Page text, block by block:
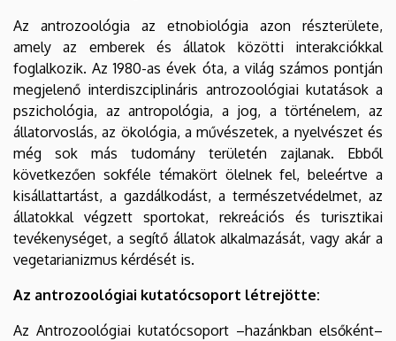
Az antrozoológia az etnobiológia azon részterülete,
amely az emberek és állatok közötti interakciókkal
foglalkozik. Az 1980-as évek óta, a világ számos pontján
megjelenő interdiszciplináris antrozoológiai kutatások a
pszichológia, az antropológia, a jog, a történelem, az
állatorvoslás, az ökológia, a művészetek, a nyelvészet és
még sok más tudomány területén zajlanak. Ebből
következően sokféle témakört ölelnek fel, beleértve a
kisállattartást, a gazdálkodást, a természetvédelmet, az
állatokkal végzett sportokat, rekreációs és turisztikai
tevékenységet, a segítő állatok alkalmazását, vagy akár a
vegetarianizmus kérdését is.
Az antrozoológiai kutatócsoport létrejötte:
Az Antrozoológiai kutatócsoport –hazánkban elsőként–